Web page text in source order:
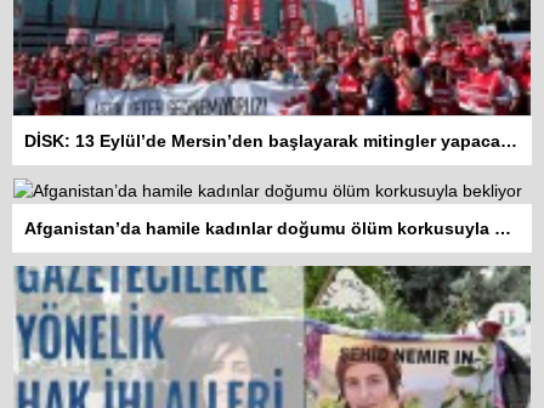
DİSK: 13 Eylül’de Mersin’den başlayarak mitingler yapacağız
Afganistan’da hamile kadınlar doğumu ölüm korkusuyla bekliyor